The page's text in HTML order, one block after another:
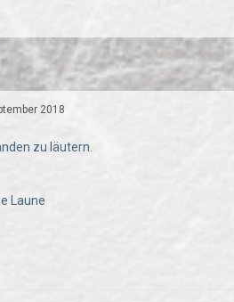
2018
zu läutern.
Laune